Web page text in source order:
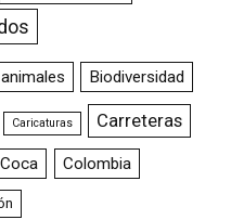
animales Biodiversidad
Caricaturas Carreteras
Coca Colombia